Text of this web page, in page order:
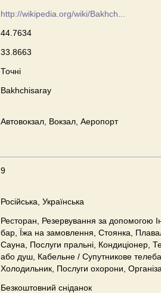
http://wikipedia.org/wiki/Bakhch...
44.7634
33.8663
Точні
Bakhchisaray
Автовокзал, Вокзал, Аеропорт
9
Російська, Українська
Ресторан, Резервування за допомогою
бар, Їжа на замовлення, Стоянка,
Сауна, Послуги пральні, Кондиціонер,
або душ, Кабельне / Супутникове
Холодильник, Послуги охорони,
Безкоштовний сніданок